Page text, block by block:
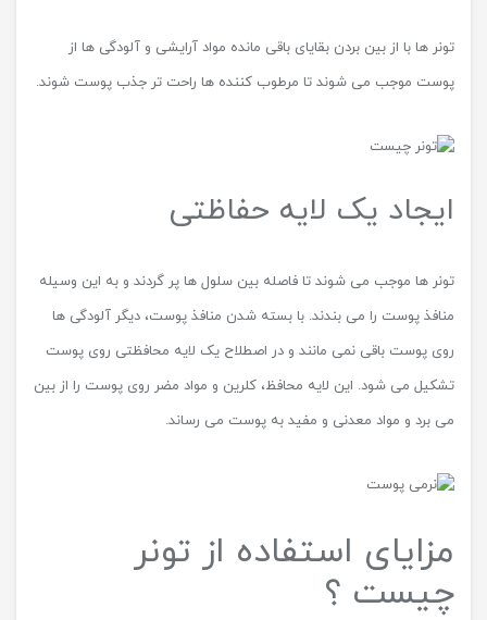
تونر ها با از بین بردن بقایای باقی مانده مواد آرایشی و آلودگی ها از
پوست موجب می شوند تا مرطوب کننده ها راحت تر جذب پوست شوند.
ایجاد یک لایه حفاظتی
تونر ها موجب می شوند تا فاصله بین سلول ها پر گردند و به این وسیله
منافذ پوست را می بندند. با بسته شدن منافذ پوست، دیگر آلودگی ها
روی پوست باقی نمی مانند و در اصطلاح یک لایه محافظتی روی پوست
تشکیل می شود. این لایه محافظ، کلرین و مواد مضر روی پوست را از بین
می برد و مواد معدنی و مفید به پوست می رساند.
مزایای استفاده از تونر
چیست ؟